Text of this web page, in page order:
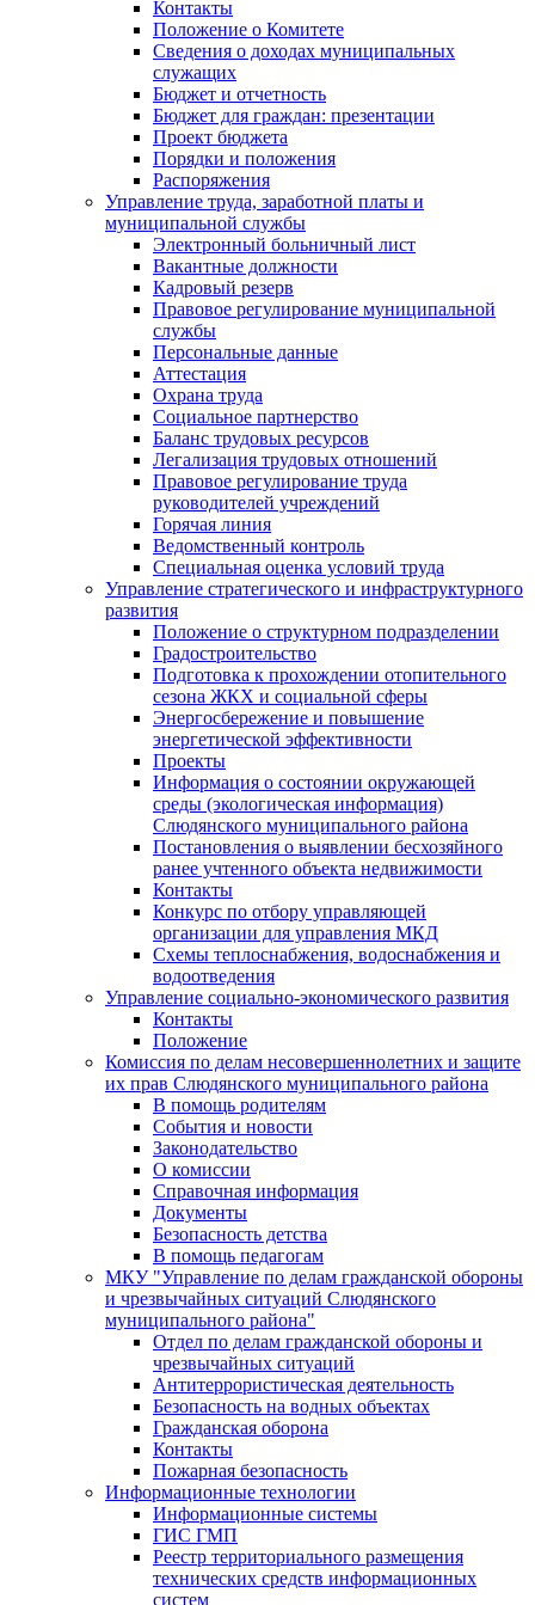
Контакты
Положение о Комитете
Сведения о доходах муниципальных
служащих
Бюджет и отчетность
Бюджет для граждан: презентации
Проект бюджета
Порядки и положения
Распоряжения
Управление труда, заработной платы и
муниципальной службы
Электронный больничный лист
Вакантные должности
Кадровый резерв
Правовое регулирование муниципальной
службы
Персональные данные
Аттестация
Охрана труда
Социальное партнерство
Баланс трудовых ресурсов
Легализация трудовых отношений
Правовое регулирование труда
руководителей учреждений
Горячая линия
Ведомственный контроль
Специальная оценка условий труда
Управление стратегического и инфраструктурного
развития
Положение о структурном подразделении
Градостроительство
Подготовка к прохождении отопительного
сезона ЖКХ и социальной сферы
Энергосбережение и повышение
энергетической эффективности
Проекты
Информация о состоянии окружающей
среды (экологическая информация)
Слюдянского муниципального района
Постановления о выявлении бесхозяйного
ранее учтенного объекта недвижимости
Контакты
Конкурс по отбору управляющей
организации для управления МКД
Схемы теплоснабжения, водоснабжения и
водоотведения
Управление социально-экономического развития
Контакты
Положение
Комиссия по делам несовершеннолетних и защите
их прав Слюдянского муниципального района
В помощь родителям
События и новости
Законодательство
О комиссии
Справочная информация
Документы
Безопасность детства
В помощь педагогам
МКУ "Управление по делам гражданской обороны
и чрезвычайных ситуаций Слюдянского
муниципального района"
Отдел по делам гражданской обороны и
чрезвычайных ситуаций
Антитеррористическая деятельность
Безопасность на водных объектах
Гражданская оборона
Контакты
Пожарная безопасность
Информационные технологии
Информационные системы
ГИС ГМП
Реестр территориального размещения
технических средств информационных
систем